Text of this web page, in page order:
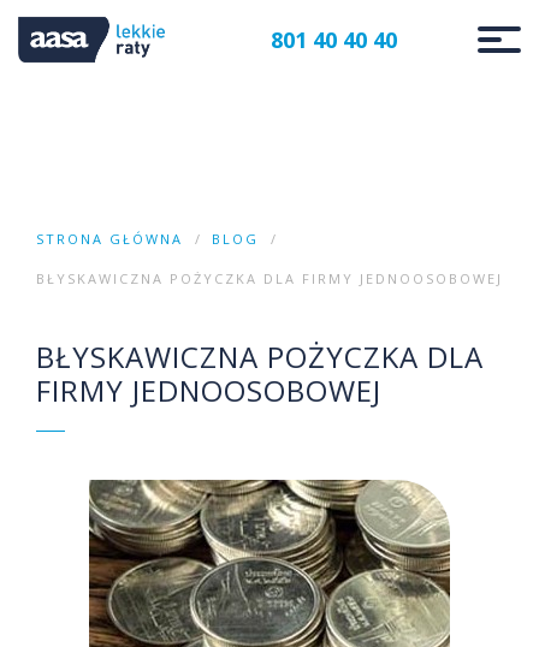
801 40 40 40
STRONA GŁÓWNA BLOG
BŁYSKAWICZNA POŻYCZKA DLA FIRMY JEDNOOSOBOWEJ
BŁYSKAWICZNA POŻYCZKA DLA
FIRMY JEDNOOSOBOWEJ